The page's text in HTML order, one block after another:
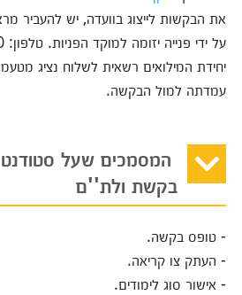
את הבקשות לייצוג בוועדה, יש להעביר
יחידת המילואים רשאית לשלוח נציג
עמדתה למול הבקשה.
המסמכים שעל
בקשת ולת''ם
- טופס בקשה.
- העתק צו קריאה.
- אישור סוג לימודים.